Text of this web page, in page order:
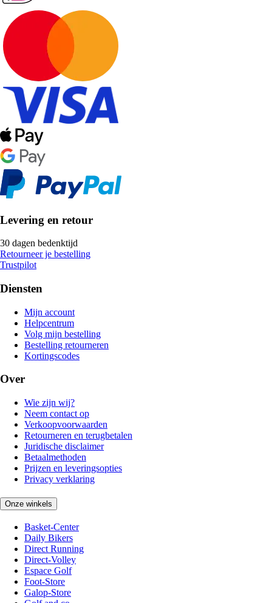
Levering en retour
30 dagen bedenktijd
Retourneer je bestelling
Trustpilot
Diensten
Mijn account
Helpcentrum
Volg mijn bestelling
Bestelling retourneren
Kortingscodes
Over
Wie zijn wij?
Neem contact op
Verkoopvoorwaarden
Retourneren en terugbetalen
Juridische disclaimer
Betaalmethoden
Prijzen en leveringsopties
Privacy verklaring
Onze winkels
Basket-Center
Daily Bikers
Direct Running
Direct-Volley
Espace Golf
Foot-Store
Galop-Store